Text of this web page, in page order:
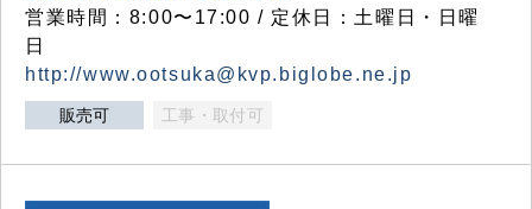
営業時間：8:00〜17:00 / 定休日：土曜日・日曜
日
http://www.ootsuka@kvp.biglobe.ne.jp
販売可 工事・取付可